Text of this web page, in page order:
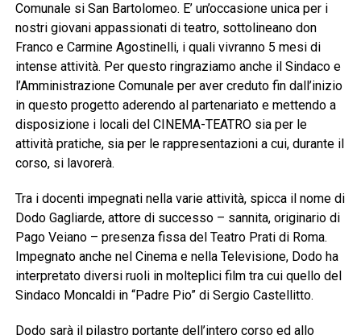
Comunale si San Bartolomeo. E’ un’occasione unica per i
nostri giovani appassionati di teatro, sottolineano don
Franco e Carmine Agostinelli, i quali vivranno 5 mesi di
intense attività. Per questo ringraziamo anche il Sindaco e
l’Amministrazione Comunale per aver creduto fin dall’inizio
in questo progetto aderendo al partenariato e mettendo a
disposizione i locali del CINEMA-TEATRO sia per le
attività pratiche, sia per le rappresentazioni a cui, durante il
corso, si lavorerà.
Tra i docenti impegnati nella varie attività, spicca il nome di
Dodo Gagliarde, attore di successo – sannita, originario di
Pago Veiano – presenza fissa del Teatro Prati di Roma.
Impegnato anche nel Cinema e nella Televisione, Dodo ha
interpretato diversi ruoli in molteplici film tra cui quello del
Sindaco Moncaldi in “Padre Pio” di Sergio Castellitto.
Dodo sarà il pilastro portante dell’intero corso ed allo